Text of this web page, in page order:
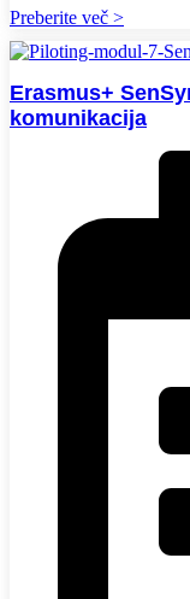
Preberite več >
Erasmus+
komunikacija